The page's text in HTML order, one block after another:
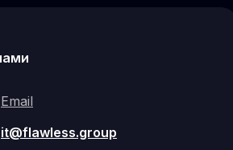
Email
it@flawless.group